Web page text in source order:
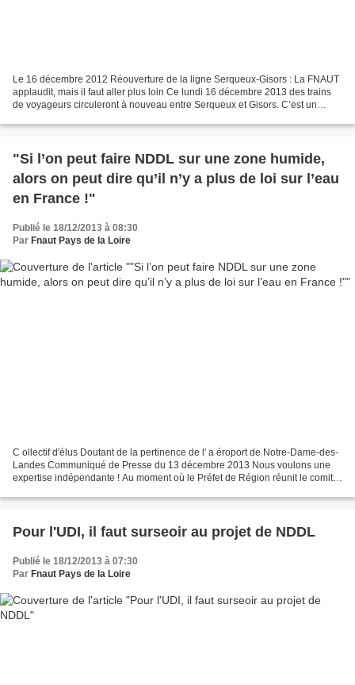
Le 16 décembre 2012 Réouverture de la ligne Serqueux-Gisors : La FNAUT
applaudit, mais il faut aller plus loin Ce lundi 16 décembre 2013 des trains
de voyageurs circuleront à nouveau entre Serqueux et Gisors. C’est un
"Si l’on peut faire NDDL sur une zone humide,
alors on peut dire qu’il n’y a plus de loi sur l’eau
en France !"
Publié le 18/12/2013 à 08:30
Par Fnaut Pays de la Loire
C ollectif d'élus Doutant de la pertinence de l' a éroport de Notre-Dame-des-
Landes Communiqué de Presse du 13 décembre 2013 Nous voulons une
expertise indépendante ! Au moment où le Préfet de Région réunit le comité
Pour l'UDI, il faut surseoir au projet de NDDL
Publié le 18/12/2013 à 07:30
Par Fnaut Pays de la Loire